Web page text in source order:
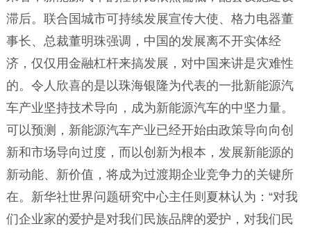
滞后。联合国城市可持续发展宣传大使、格力电器董
事长、总裁董明珠强调，中国的发展离不开实体经
济，仅仅用金融杠杆来搞发展，对中国来讲是灾难性
的。令人欣喜的是以珠海银隆为代表的一批新能源汽
车产业坚持技术导向，成为新能源汽车的中坚力量。
可以预测，新能源汽车产业已经开始由政策导向向创
新和市场导向过度，而以创新为根本，发展新能源的
新动能、新价值，将成为过渡期企业竞争力的关键所
在。新华社世界问题研究中心主任则夏林认为：“对我
们企业家的爱护是对我们民族品牌的爱护，对我们民